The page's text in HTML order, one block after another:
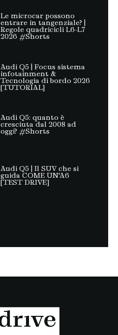
Le microcar possono
entrare in tangenziale? |
Regole quadricicli L6-L7
2026 #Shorts
Audi Q5 | Focus sistema
infotainment &
Tecnologia di bordo 2026
[TUTORIAL]
Audi Q5: quanto è
cresciuta dal 2008 ad
oggi? #Shorts
Audi Q5 | Il SUV che si
guida COME UN'A6
[TEST DRIVE]